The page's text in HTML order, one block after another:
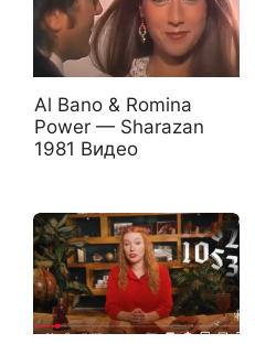
Al Bano & Romina
Power — Sharazan
1981 Видео